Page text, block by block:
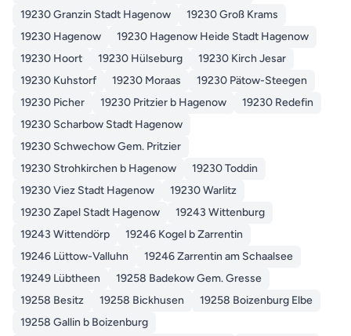
19230 Granzin Stadt Hagenow
19230 Groß Krams
19230 Hagenow
19230 Hagenow Heide Stadt Hagenow
19230 Hoort
19230 Hülseburg
19230 Kirch Jesar
19230 Kuhstorf
19230 Moraas
19230 Pätow-Steegen
19230 Picher
19230 Pritzier b Hagenow
19230 Redefin
19230 Scharbow Stadt Hagenow
19230 Schwechow Gem. Pritzier
19230 Strohkirchen b Hagenow
19230 Toddin
19230 Viez Stadt Hagenow
19230 Warlitz
19230 Zapel Stadt Hagenow
19243 Wittenburg
19243 Wittendörp
19246 Kogel b Zarrentin
19246 Lüttow-Valluhn
19246 Zarrentin am Schaalsee
19249 Lübtheen
19258 Badekow Gem. Gresse
19258 Besitz
19258 Bickhusen
19258 Boizenburg Elbe
19258 Gallin b Boizenburg